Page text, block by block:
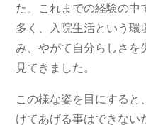
た。これまでの経験の中
多く、入院生活という環
み、やがて自分らしさ
見てきました。
この様な姿を目にする
けてあげる事はできない